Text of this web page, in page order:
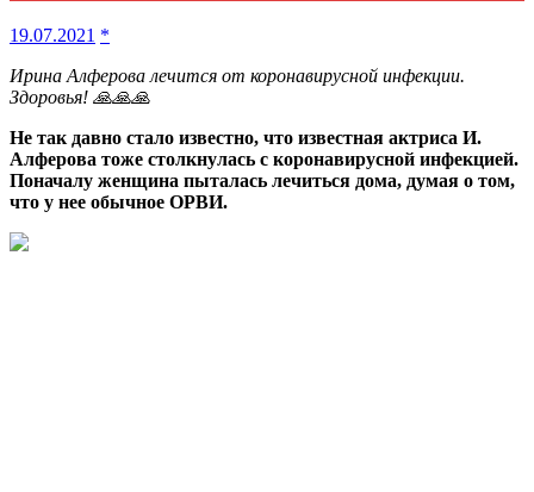
19.07.2021 *
Ирина Алферова лечится от коронавирусной инфекции.
Здоровья! 🙏🙏🙏
Не так давно стало известно, что известная актриса И.
Алферова тоже столкнулась с коронавирусной инфекцией.
Поначалу женщина пыталась лечиться дома, думая о том,
что у нее обычное ОРВИ.